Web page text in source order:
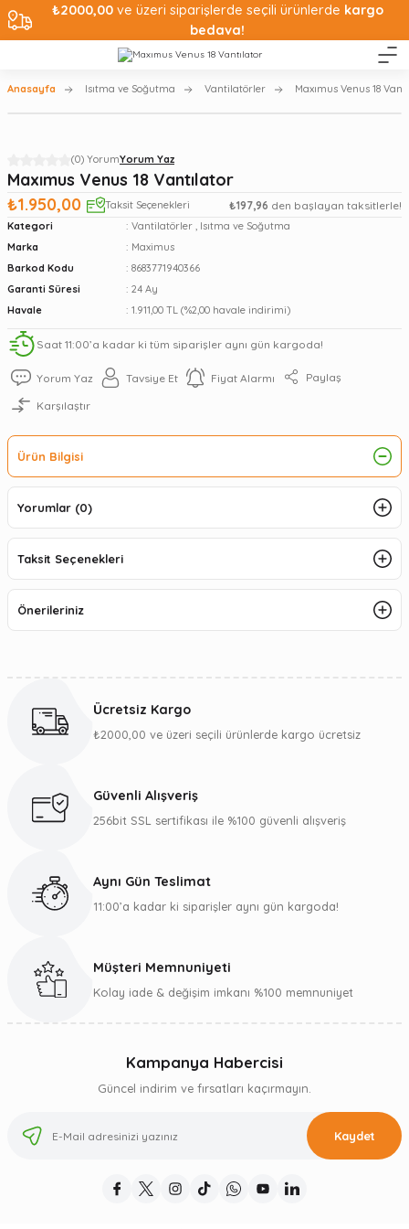
₺2000,00ve üzeri siparişlerde seçili ürünlerde kargo
bedava!
Anasayfa Isıtma ve Soğutma Vantilatörler Maxımus Venus 18
(0) YorumYorum Yaz
Maxımus Venus 18 Vantılator
₺1.950,00
Taksit Seçenekleri ₺197,96 den başlayan taksitlerle!
Kategori Vantilatörler , Isıtma ve Soğutma
Marka
Maximus
Barkod Kodu
8683771940366
Garanti Süresi
24 Ay
Havale
1.911,00 TL (%2,00 havale indirimi)
Saat 11:00’a kadar ki tüm siparişler aynı gün kargoda!
Yorum Yaz Tavsiye Et Fiyat Alarmı Paylaş
Karşılaştır
Ürün Bilgisi
Yorumlar (0)
Taksit Seçenekleri
Önerileriniz
Ücretsiz Kargo
₺2000,00 ve üzeri seçili ürünlerde kargo ücretsiz
Güvenli Alışveriş
256bit SSL sertifikası ile %100 güvenli alışveriş
Aynı Gün Teslimat
11:00’a kadar ki siparişler aynı gün kargoda!
Müşteri Memnuniyeti
Kolay iade & değişim imkanı %100 memnuniyet
Kampanya Habercisi
Güncel indirim ve fırsatları kaçırmayın.
Kaydet